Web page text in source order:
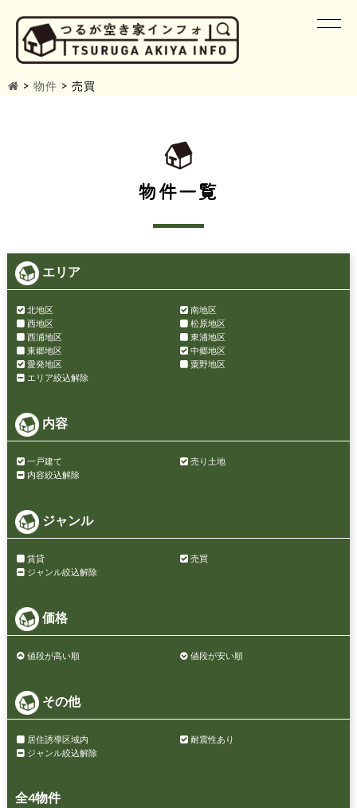
> 物件 > 売買
物件一覧
エリア
北地区
南地区
西地区
松原地区
西浦地区
東浦地区
東郷地区
中郷地区
愛発地区
粟野地区
エリア絞込解除
内容
一戸建て
売り土地
内容絞込解除
ジャンル
賃貸
売買
ジャンル絞込解除
価格
値段が高い順 値段が安い順
その他
居住誘導区域内
耐震性あり
ジャンル絞込解除
全4物件